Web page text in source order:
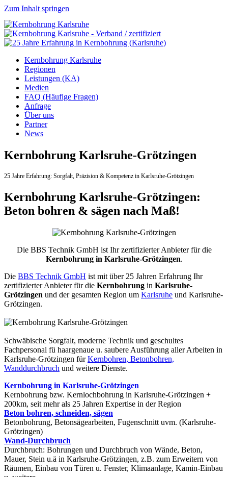
Zum Inhalt springen
Kernbohrung Karlsruhe
Regionen
Leistungen (KA)
Medien
FAQ (Häufige Fragen)
Anfrage
Über uns
Partner
News
Kernbohrung Karlsruhe-Grötzingen
25 Jahre Erfahrung: Sorgfalt, Präzision & Kompetenz in Karlsruhe-Grötzingen
Kernbohrung Karlsruhe-Grötzingen:
Beton bohren & sägen nach Maß!
Die BBS Technik GmbH ist Ihr zertifizierter Anbieter für die
Kernbohrung in Karlsruhe-Grötzingen.
Die BBS Technik GmbH ist mit über 25 Jahren Erfahrung Ihr
zertifizierterAnbieter für die Kernbohrung in Karlsruhe-
Grötzingen und der gesamten Region um Karlsruhe und Karlsruhe-
Grötzingen.
Schwäbische Sorgfalt, moderne Technik und geschultes
Fachpersonal fü haargenaue u. saubere Ausführung aller Arbeiten in
Karlsruhe-Grötzingen fürKernbohren, Betonbohren,
Wanddurchbruch und weitere Dienste.
Kernbohrung in Karlsruhe-Grötzingen
Kernbohrung bzw. Kernlochbohrung in Karlsruhe-Grötzingen +
200km, seit mehr als 25 Jahren Expertise in der Region
Beton bohren, schneiden, sägen
Betonbohrung, Betonsägearbeiten, Fugenschnitt uvm. (Karlsruhe-
Grötzingen)
Wand-Durchbruch
Durchbruch: Bohrungen und Durchbruch von Wände, Beton,
Mauer, Stein u.ä in Karlsruhe-Grötzingen, z.B. zum Erweitern von
Räumen, Einbau von Türen u. Fenster, Klimaanlage, Kamin-Einbau